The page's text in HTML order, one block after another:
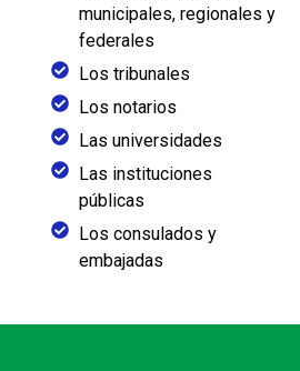
municipales, regionales y
federales
Los tribunales
Los notarios
Las universidades
Las instituciones
públicas
Los consulados y
embajadas